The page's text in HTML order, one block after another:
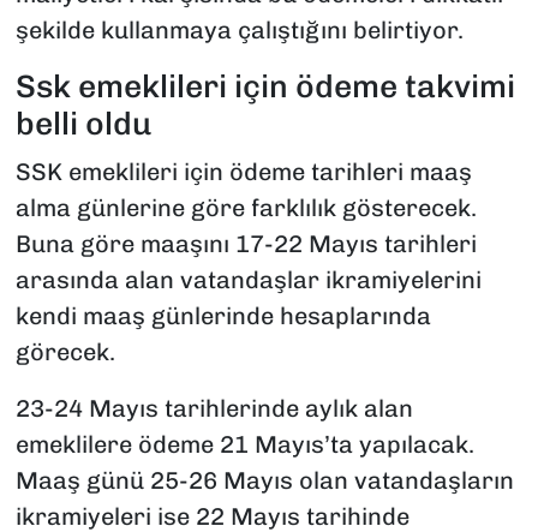
şekilde kullanmaya çalıştığını belirtiyor.
Ssk emeklileri için ödeme takvimi
belli oldu
SSK emeklileri için ödeme tarihleri maaş
alma günlerine göre farklılık gösterecek.
Buna göre maaşını 17-22 Mayıs tarihleri
arasında alan vatandaşlar ikramiyelerini
kendi maaş günlerinde hesaplarında
görecek.
23-24 Mayıs tarihlerinde aylık alan
emeklilere ödeme 21 Mayıs’ta yapılacak.
Maaş günü 25-26 Mayıs olan vatandaşların
ikramiyeleri ise 22 Mayıs tarihinde